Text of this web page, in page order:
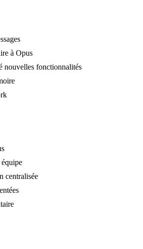
à Opus
nouvelles fonctionnalités
centralisée